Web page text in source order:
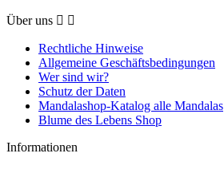
Über uns  
Rechtliche Hinweise
Allgemeine Geschäftsbedingungen
Wer sind wir?
Schutz der Daten
Mandalashop-Katalog alle Mandalas
Blume des Lebens Shop
Informationen